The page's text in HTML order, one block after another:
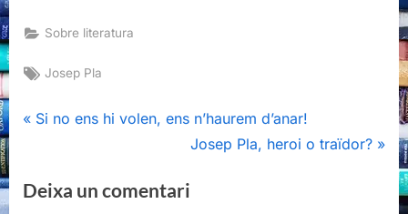
Sobre literatura
Tags:
Josep Pla
Navegació
P
v
Si no ens hi volen, ens n’haurem d’anar!
N
Josep Pla, heroi o traïdor?
Deixa un comentari